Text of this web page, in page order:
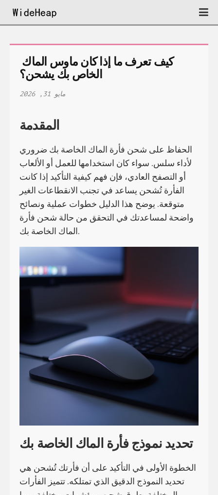
الخاص بك يشحن؟
مايو 31, 2026
المقدمة
الحفاظ على شحن فأرة الماك الخاصة بك ضروري
لأداء سلس. سواء كان استخدامها للعمل أو الألعاب
أو التصفح العادي، فإن فهم كيفية التأكيد إذا كانت
الفأرة تُشحن يساعد في تجنب الانقطاعات الغير
متوقعة. يوضح هذا الدليل خطوات عملية ونصائح
واضحة لمساعدتك في التحقق من حالة شحن فأرة
الماك الخاصة بك.
تحديد نموذج فأرة الماك الخاصة بك
الخطوة الأولى في التأكيد على أن فأرتك تُشحن هي
تحديد النموذج الدقيق الذي تمتلكه. تتميز الفأرات